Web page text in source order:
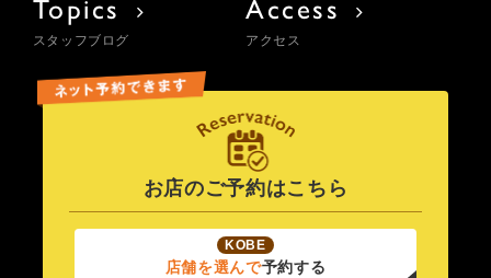
スタッフブログ アクセス
お店のご予約はこちら
KOBE
店舗を選んで予約する